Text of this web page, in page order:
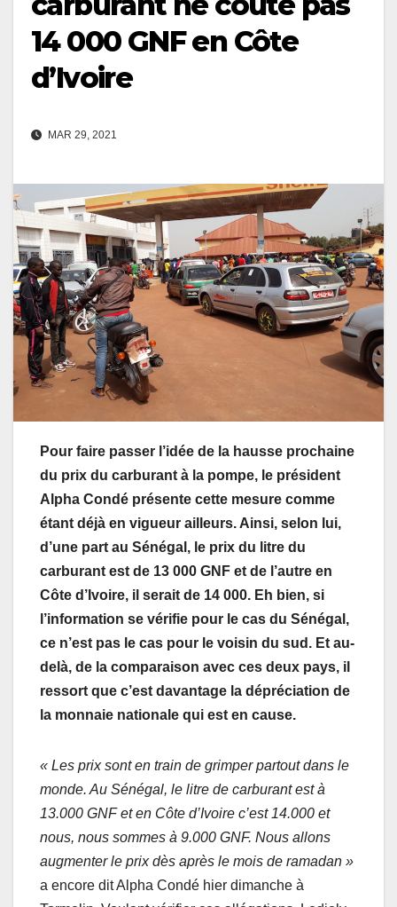
14 000 GNF en Côte
d’Ivoire
MAR 29, 2021
Pour faire passer l’idée de la hausse prochaine
du prix du carburant à la pompe, le président
Alpha Condé présente cette mesure comme
étant déjà en vigueur ailleurs. Ainsi, selon lui,
d’une part au Sénégal, le prix du litre du
carburant est de 13 000 GNF et de l’autre en
Côte d’Ivoire, il serait de 14 000. Eh bien, si
l’information se vérifie pour le cas du Sénégal,
ce n’est pas le cas pour le voisin du sud. Et au-
delà, de la comparaison avec ces deux pays, il
ressort que c’est davantage la dépréciation de
la monnaie nationale qui est en cause.
« Les prix sont en train de grimper partout dans le
monde. Au Sénégal, le litre de carburant est à
13.000 GNF et en Côte d’Ivoire c’est 14.000 et
nous, nous sommes à 9.000 GNF. Nous allons
augmenter le prix dès après le mois de ramadan »
a encore dit Alpha Condé hier dimanche à